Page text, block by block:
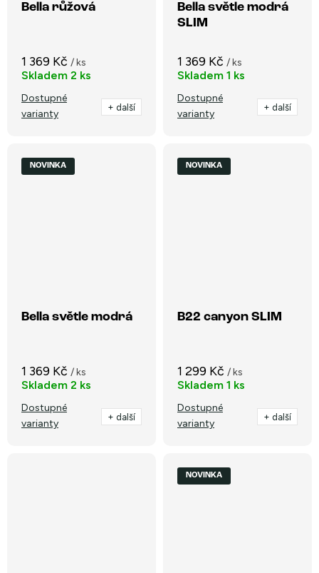
Bella růžová
1 369 Kč / ks
Skladem 2 ks
Dostupné
varianty
+ další
Bella světle modrá
SLIM
1 369 Kč / ks
Skladem 1 ks
Dostupné
varianty
+ další
NOVINKA
Bella světle modrá
1 369 Kč / ks
Skladem 2 ks
Dostupné
varianty
+ další
NOVINKA
B22 canyon SLIM
1 299 Kč / ks
Skladem 1 ks
Dostupné
varianty
+ další
NOVINKA